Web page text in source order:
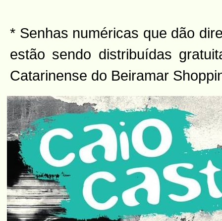
* Senhas numéricas que dão
estão sendo distribuídas
Catarinense do Beiramar